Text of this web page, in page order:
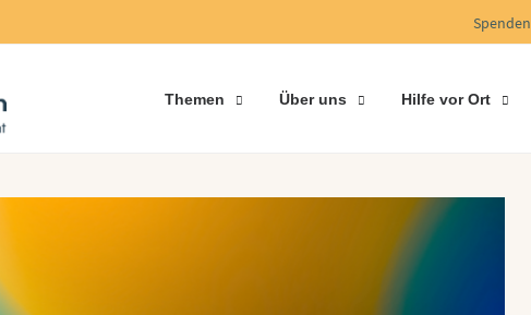
Spenden
Themen Über uns Hilfe vor Ort